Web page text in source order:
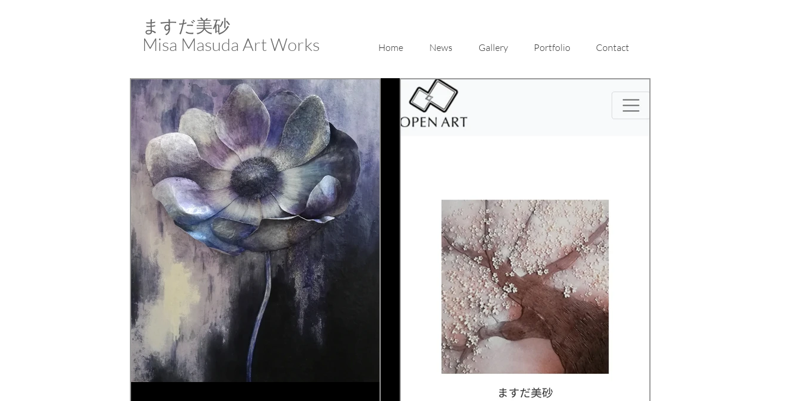
ますだ美砂​​​​​​​
Misa Masuda Art Works Home News Gallery Portfolio Contact